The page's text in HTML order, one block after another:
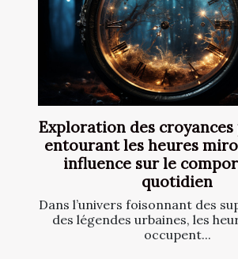
Exploration des
entourant les heures
influence sur le
quotidien
Dans l’univers foisonnant des
des légendes urbaines, les
occupent...